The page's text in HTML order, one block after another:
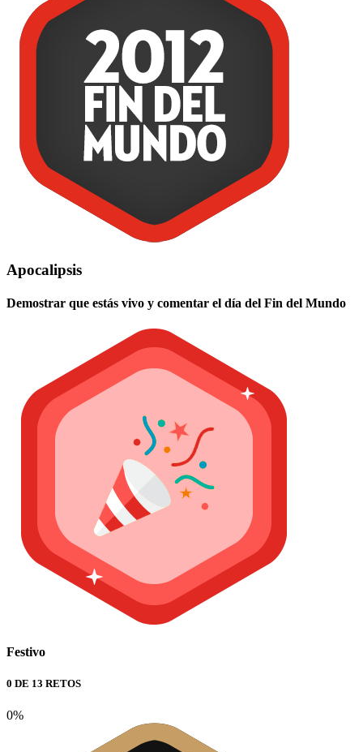
Apocalipsis
Demostrar que estás vivo y comentar el día del Fin del Mundo
Festivo
0 DE 13 RETOS
0%